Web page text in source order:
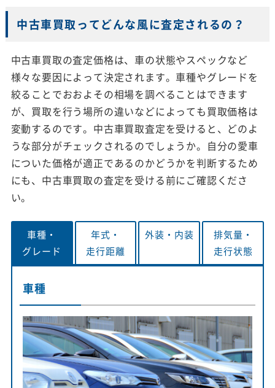
中古車買取ってどんな風に査定されるの？
中古車買取の査定価格は、車の状態やスペックなど
様々な要因によって決定されます。車種やグレードを
絞ることでおおよその相場を調べることはできます
が、買取を行う場所の違いなどによっても買取価格は
変動するのです。中古車買取査定を受けると、どのよ
うな部分がチェックされるのでしょうか。自分の愛車
についた価格が適正であるのかどうかを判断するため
にも、中古車買取の査定を受ける前にご確認くださ
い。
車種・
グレード
年式・
走行距離
外装・ 内装
排気量・
走行状態
車種